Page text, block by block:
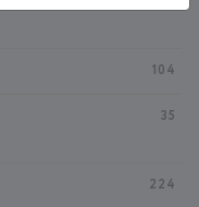
104
35
224